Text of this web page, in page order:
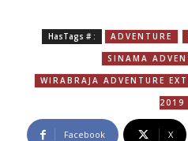
HasTags # : ADVENTURE
SINAMA
WIRABRAJA ADVENTURE
2019
Facebook X